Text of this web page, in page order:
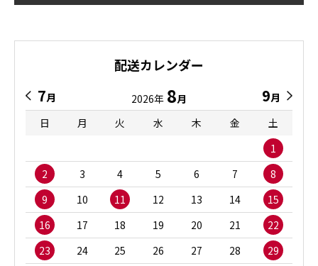
配送カレンダー
7月 2026年 8月 9月
日
月 火 水 木 金
土
1
2
3 4 5 6 7
8
9
10 11 12 13 14
15
16
17 18 19 20 21
22
23
24 25 26 27 28 29